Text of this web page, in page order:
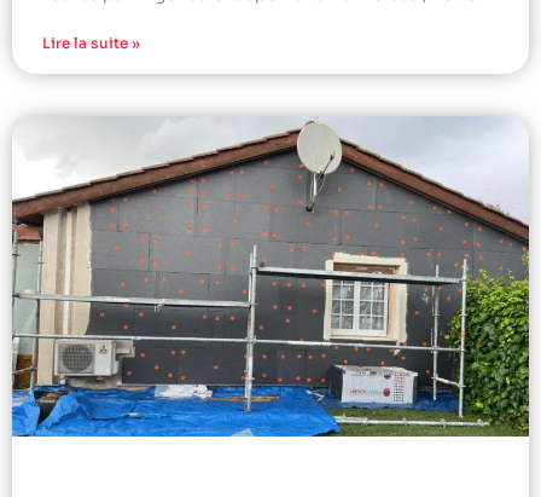
Lire la suite »